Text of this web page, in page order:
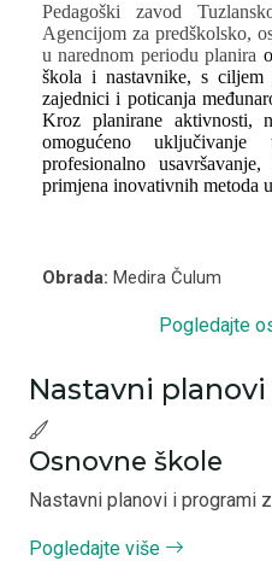
Pedagoški zavod
Agencijom za predškolsko,
u narednom periodu planira
škola i nastavnike, s ciljem
zajednici i poticanja
Kroz planirane aktivnosti,
omogućeno uključivanje
profesionalno
primjena inovativnih metoda
Obrada: Medira Čulum
Pogledajte
Nastavni
Osnovne škole
Nastavni planovi i programi
Pogledajte više